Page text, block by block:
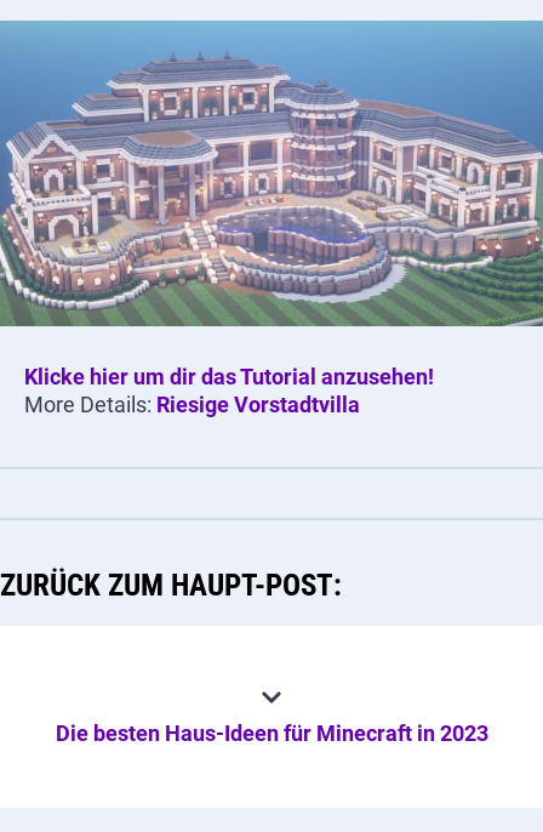
Klicke hier um dir das Tutorial anzusehen!
More Details: Riesige Vorstadtvilla
ZURÜCK ZUM HAUPT-POST:
Die besten Haus-Ideen für Minecraft in 2023